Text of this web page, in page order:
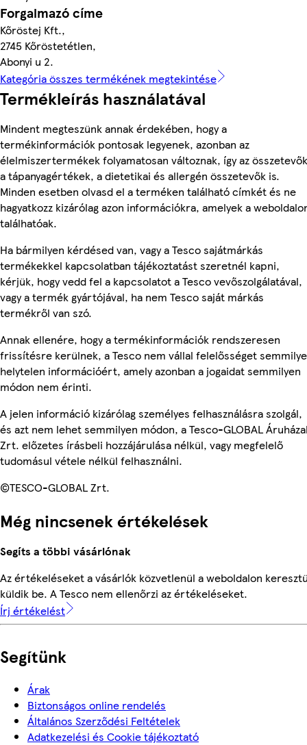
Forgalmazó címe
Kőröstej Kft.,
2745 Kőröstetétlen,
Abonyi u 2.
Kategória összes termékének megtekintése
Termékleírás használatával
Mindent megteszünk annak érdekében, hogy a
termékinformációk pontosak legyenek, azonban az
élelmiszertermékek folyamatosan változnak, így az
a tápanyagértékek, a dietetikai és allergén összetevők is.
Minden esetben olvasd el a terméken található címkét és ne
hagyatkozz kizárólag azon információkra, amelyek a
találhatóak.
Ha bármilyen kérdésed van, vagy a Tesco sajátmárkás
termékekkel kapcsolatban tájékoztatást szeretnél kapni,
kérjük, hogy vedd fel a kapcsolatot a Tesco vevőszolgálatával,
vagy a termék gyártójával, ha nem Tesco saját márkás
termékről van szó.
Annak ellenére, hogy a termékinformációk rendszeresen
frissítésre kerülnek, a Tesco nem vállal felelősséget
helytelen információért, amely azonban a jogaidat semmilyen
módon nem érinti.
A jelen információ kizárólag személyes felhasználásra szolgál,
és azt nem lehet semmilyen módon, a Tesco-GLOBAL
Zrt. előzetes írásbeli hozzájárulása nélkül, vagy megfelelő
tudomásul vétele nélkül felhasználni.
©TESCO-GLOBAL Zrt.
Még nincsenek értékelések
Segíts a többi vásárlónak
Az értékeléseket a vásárlók közvetlenül a weboldalon
küldik be. A Tesco nem ellenőrzi az értékeléseket.
Írj értékelést
Segítünk
Árak
Biztonságos online rendelés
Általános Szerződési Feltételek
Adatkezelési és Cookie tájékoztató